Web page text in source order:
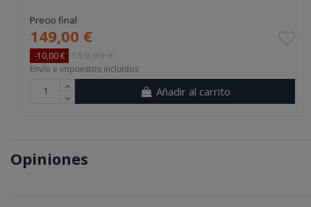
Precio final
149,00 €
-10,00 €
Envío e impuestos incluidos
Añadir al carrito
Opiniones